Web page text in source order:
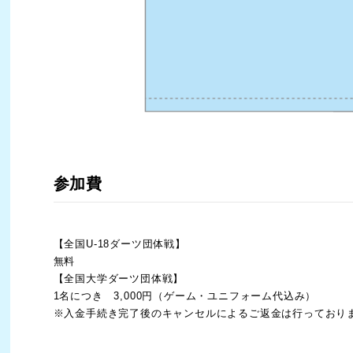
参加費
【全国U-18ダーツ団体戦】
無料
【全国大学ダーツ団体戦】
1名につき 3,000円（ゲーム・ユニフォーム代込み）
※入金手続き完了後のキャンセルによるご返金は行っており